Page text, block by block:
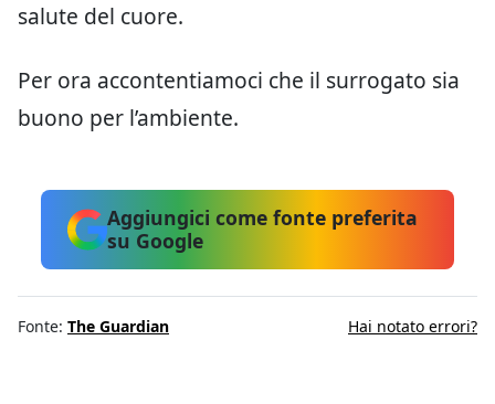
salute del cuore.
Per ora accontentiamoci che il surrogato sia
buono per l’ambiente.
Aggiungici come fonte preferita
su Google
Fonte: The Guardian Hai notato errori?